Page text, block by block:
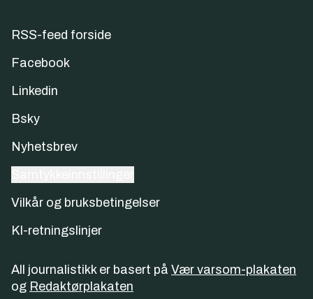
RSS-feed forside
Facebook
Linkedin
Bsky
Nyhetsbrev
Vilkår og bruksbetingelser
KI-retningslinjer
All journalistikk er basert på Vær varsom-plakaten
og Redaktørplakaten